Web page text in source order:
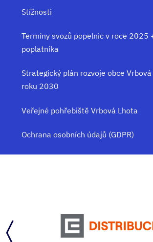
Stížnosti
Termíny svozů popelnic v roce 2025
poplatníka
Strategický plán rozvoje obce
roku 2030
Veřejné pohřebiště Vrbová Lhota
Ochrana osobních údajů (GDPR)